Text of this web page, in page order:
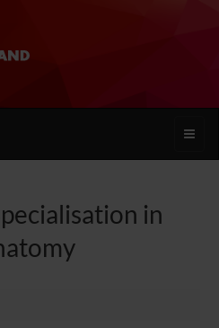
Toggle
in